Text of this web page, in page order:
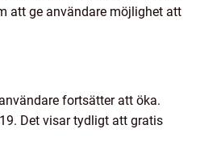
att ge användare möjlighet att
fortsätter att öka.
Det visar tydligt att gratis